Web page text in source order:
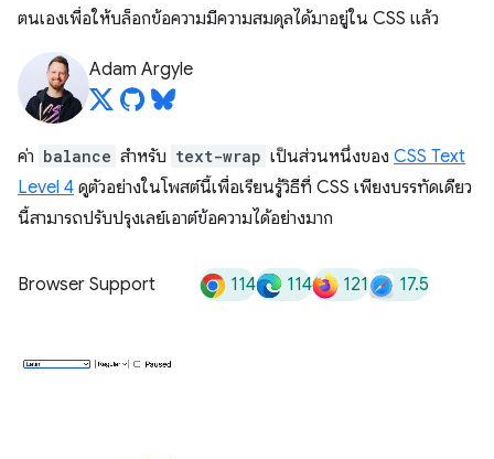
ตนเองเพื่อให้บล็อกข้อความมีความสมดุลได้มาอยู่ใน CSS แล้ว
Adam Argyle
ค่า balance สำหรับ text-wrap เป็นส่วนหนึ่งของ CSS Text
Level 4 ดูตัวอย่างในโพสต์นี้เพื่อเรียนรู้วิธีที่ CSS เพียงบรรทัดเดียว
นี้สามารถปรับปรุงเลย์เอาต์ข้อความได้อย่างมาก
Browser Support 114 114 121 17.5